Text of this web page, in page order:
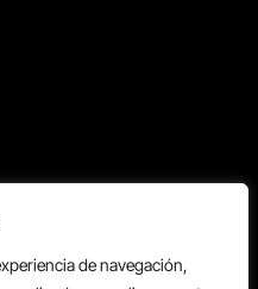
de navegación,
los derechos reservados.